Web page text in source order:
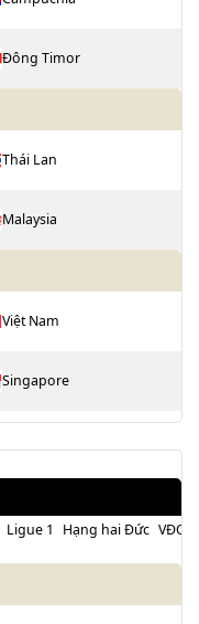
Đông Timor
Thái Lan
Malaysia
Việt Nam
Singapore
Ligue 1 Hạng hai Đức